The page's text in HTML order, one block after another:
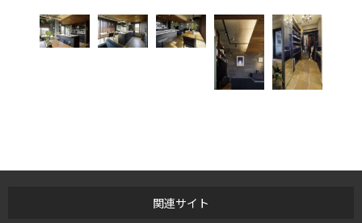
関連サイト